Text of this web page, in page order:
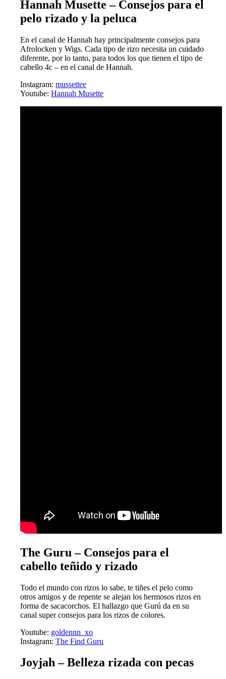
Hannah Musette – Consejos para el
pelo rizado y la peluca
En el canal de Hannah hay principalmente consejos para
Afrolocken y Wigs. Cada tipo de rizo necesita un cuidado
diferente, por lo tanto, para todos los que tienen el tipo de
cabello 4c – en el canal de Hannah.
Instagram:mussettee
Youtube:Hannah Musette
The Guru – Consejos para el
cabello teñido y rizado
Todo el mundo con rizos lo sabe, te tiñes el pelo como
otros amigos y de repente se alejan los hermosos rizos en
forma de sacacorchos. El hallazgo que Gurú da en su
canal super consejos para los rizos de colores.
Youtube: goldennn_xo
Instagram:The Find Guru
Joyjah – Belleza rizada con pecas